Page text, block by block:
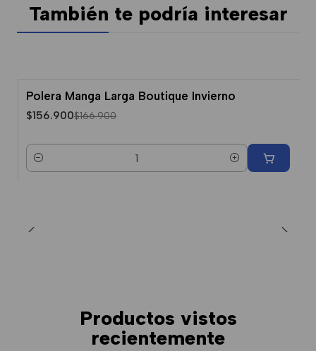
También te podría interesar
-6% Dcto.
Polera Manga Larga Boutique Invierno
$156.900$166.900
Cantidad
Productos vistos
recientemente